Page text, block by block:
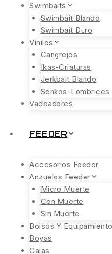
Swimbaits
Swimbait Blando
Swimbait Duro
Vinilos
Cangrejos
Ikas-Criaturas
Jerkbait Blando
Senkos-Lombrices
Vadeadores
FEEDER
Accesorios Feeder
Anzuelos Feeder
Micro Muerte
Con Muerte
Sin Muerte
Bolsos Y Equipamiento
Boyas
Cajas